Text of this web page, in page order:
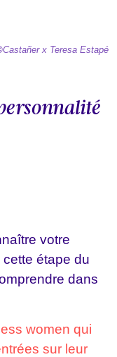
Castañerx Teresa Estapé
votre
étape du
dans
women qui
sur leur